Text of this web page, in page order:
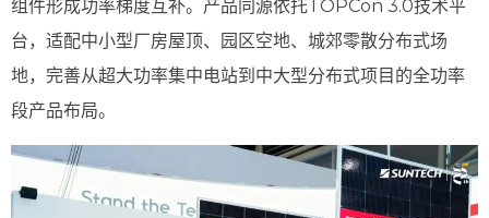
组件形成功率梯度互补。产品同源依托TOPCon 3.0技术平
台，适配中小型厂房屋顶、园区空地、城郊零散分布式场
地，完善从超大功率集中电站到中大型分布式项目的全功率
段产品布局。